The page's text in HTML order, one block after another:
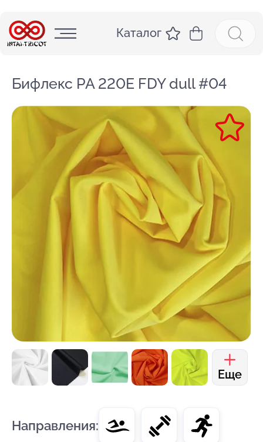
Каталог
Бифлекс PA 220E FDY dull #04
Еще
Направления: